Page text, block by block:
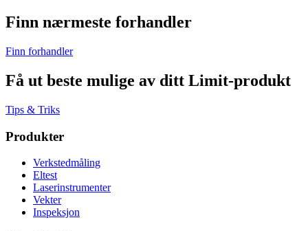
Finn nærmeste forhandler
Finn forhandler
Få ut beste mulige av ditt Limit-produkt
Tips & Triks
Produkter
Verkstedmåling
Eltest
Laserinstrumenter
Vekter
Inspeksjon